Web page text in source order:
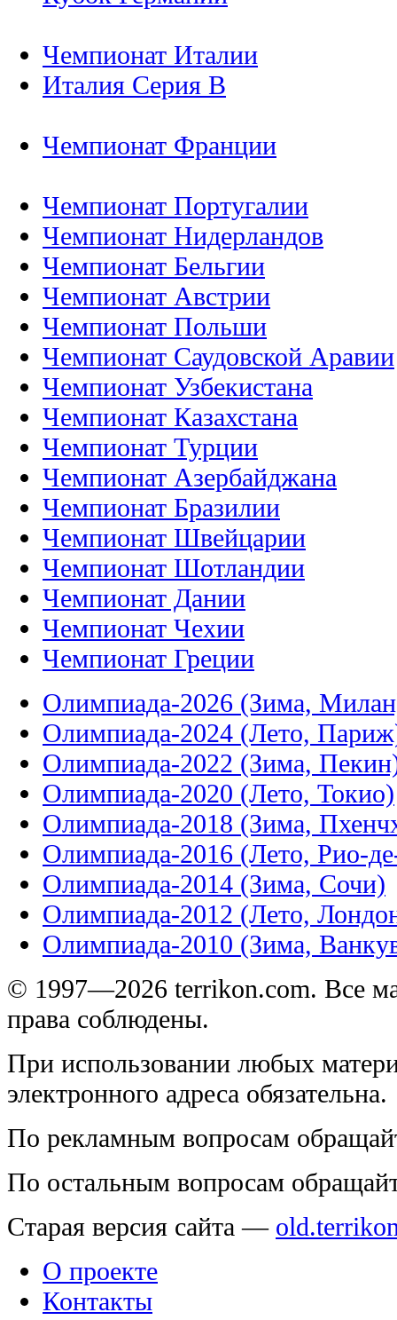
Чемпионат Италии
Италия Серия B
Чемпионат Франции
Чемпионат Португалии
Чемпионат Нидерландов
Чемпионат Бельгии
Чемпионат Австрии
Чемпионат Польши
Чемпионат Саудовской Аравии
Чемпионат Узбекистана
Чемпионат Казахстана
Чемпионат Турции
Чемпионат Азербайджана
Чемпионат Бразилии
Чемпионат Швейцарии
Чемпионат Шотландии
Чемпионат Дании
Чемпионат Чехии
Чемпионат Греции
Олимпиада-2026 (Зима,
Олимпиада-2024 (Лето,
Олимпиада-2022 (Зима,
Олимпиада-2020 (Лето, Токио)
Олимпиада-2018 (Зима,
Олимпиада-2016 (Лето, Рио-
Олимпиада-2014 (Зима, Сочи)
Олимпиада-2012 (Лето,
Олимпиада-2010 (Зима,
© 1997—2026 terrikon.com. Все
права соблюдены.
При использовании любых
электронного адреса обязательна.
По рекламным вопросам
По остальным вопросам
Старая версия сайта —
О проекте
Контакты